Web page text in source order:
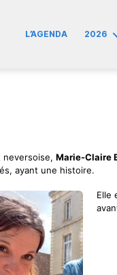
L’AGENDA 2026
neversoise, Marie-Claire
ayant une histoire.
Elle